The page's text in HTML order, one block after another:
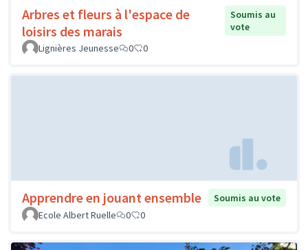
Arbres et fleurs à l'espace de
loisirs des marais
Soumis au
vote
Lignières Jeunesse
0 0
Apprendre en jouant ensemble
Soumis au vote
Ecole Albert Ruelle
0 0